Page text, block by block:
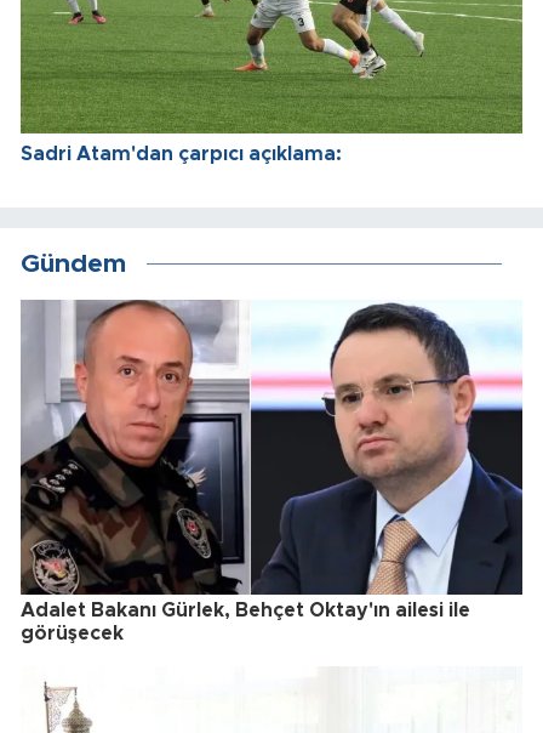
Sadri Atam'dan çarpıcı açıklama:
Gündem
Adalet Bakanı Gürlek, Behçet Oktay'ın ailesi ile
görüşecek